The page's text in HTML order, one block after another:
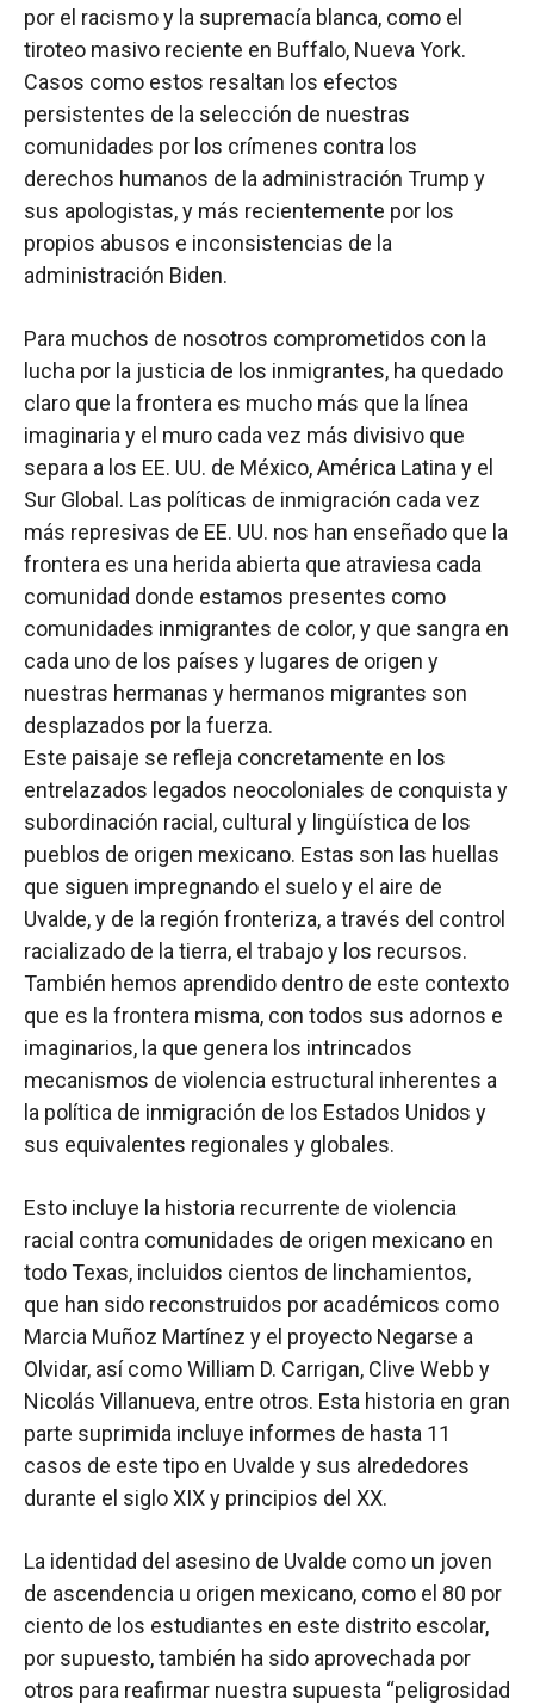
por el racismo y la supremacía blanca, como el
tiroteo masivo reciente en Buffalo, Nueva York.
Casos como estos resaltan los efectos
persistentes de la selección de nuestras
comunidades por los crímenes contra los
derechos humanos de la administración Trump y
sus apologistas, y más recientemente por los
propios abusos e inconsistencias de la
administración Biden.
Para muchos de nosotros comprometidos con la
lucha por la justicia de los inmigrantes, ha quedado
claro que la frontera es mucho más que la línea
imaginaria y el muro cada vez más divisivo que
separa a los EE. UU. de México, América Latina y el
Sur Global. Las políticas de inmigración cada vez
más represivas de EE. UU. nos han enseñado que la
frontera es una herida abierta que atraviesa cada
comunidad donde estamos presentes como
comunidades inmigrantes de color, y que sangra en
cada uno de los países y lugares de origen y
nuestras hermanas y hermanos migrantes son
desplazados por la fuerza.
Este paisaje se refleja concretamente en los
entrelazados legados neocoloniales de conquista y
subordinación racial, cultural y lingüística de los
pueblos de origen mexicano. Estas son las huellas
que siguen impregnando el suelo y el aire de
Uvalde, y de la región fronteriza, a través del control
racializado de la tierra, el trabajo y los recursos.
También hemos aprendido dentro de este contexto
que es la frontera misma, con todos sus adornos e
imaginarios, la que genera los intrincados
mecanismos de violencia estructural inherentes a
la política de inmigración de los Estados Unidos y
sus equivalentes regionales y globales.
Esto incluye la historia recurrente de violencia
racial contra comunidades de origen mexicano en
todo Texas, incluidos cientos de linchamientos,
que han sido reconstruidos por académicos como
Marcia Muñoz Martínez y el proyecto Negarse a
Olvidar, así como William D. Carrigan, Clive Webb y
Nicolás Villanueva, entre otros. Esta historia en gran
parte suprimida incluye informes de hasta 11
casos de este tipo en Uvalde y sus alrededores
durante el siglo XIX y principios del XX.
La identidad del asesino de Uvalde como un joven
de ascendencia u origen mexicano, como el 80 por
ciento de los estudiantes en este distrito escolar,
por supuesto, también ha sido aprovechada por
otros para reafirmar nuestra supuesta “peligrosidad